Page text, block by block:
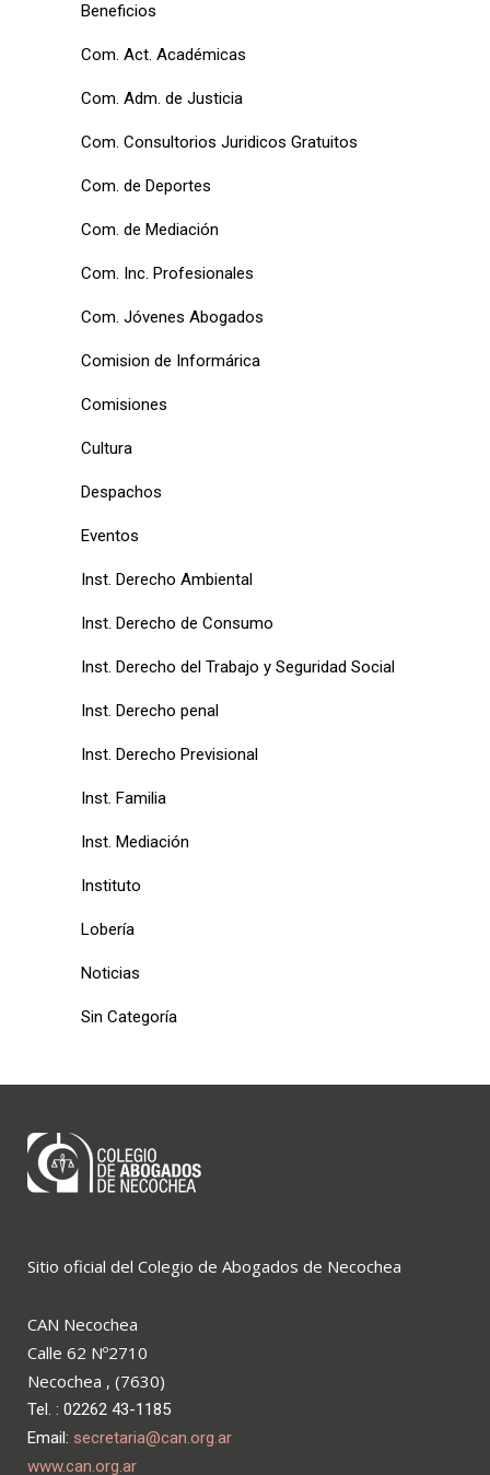
Beneficios
Com. Act. Académicas
Com. Adm. de Justicia
Com. Consultorios Juridicos Gratuitos
Com. de Deportes
Com. de Mediación
Com. Inc. Profesionales
Com. Jóvenes Abogados
Comision de Informárica
Comisiones
Cultura
Despachos
Eventos
Inst. Derecho Ambiental
Inst. Derecho de Consumo
Inst. Derecho del Trabajo y Seguridad Social
Inst. Derecho penal
Inst. Derecho Previsional
Inst. Familia
Inst. Mediación
Instituto
Lobería
Noticias
Sin Categoría
Sitio oficial del Colegio de Abogados de Necochea
CAN Necochea
Calle 62 Nº2710
Necochea , (7630)
Tel. : 02262 43-1185
Email: secretaria@can.org.ar
www.can.org.ar